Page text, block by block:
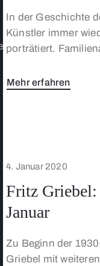
In der Geschichte
Künstler immer
porträtiert.
Mehr erfahren
4. Januar 2020
Fritz Griebel:
Januar
Zu Beginn der
Griebel mit